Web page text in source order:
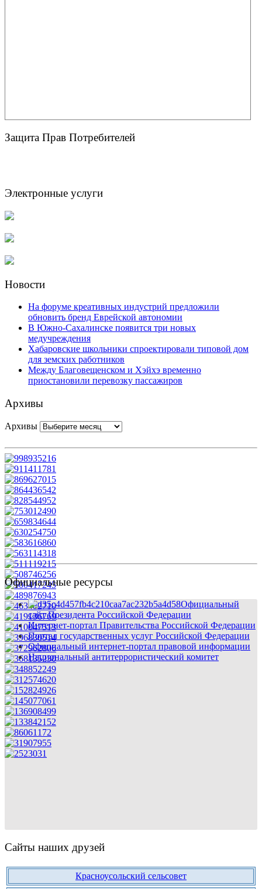
Защита Прав Потребителей
Электронные услуги
Новости
На форуме креативных индустрий предложили
обновить бренд Еврейской автономии
В Южно-Сахалинске появится три новых
медучреждения
Хабаровские школьники спроектировали типовой дом
для земских работников
Между Благовещенском и Хэйхэ временно
приостановили перевозку пассажиров
Архивы
Архивы
Официальные ресурсы
Официальный
сайт Президента Российской Федерации
Интернет-портал Правительства Российской Федерации
Портал государственных услуг Российской Федерации
Официальный интернет-портал правовой информации
Национальный антитеррористический комитет
Сайты наших друзей
Красноусольский сельсовет